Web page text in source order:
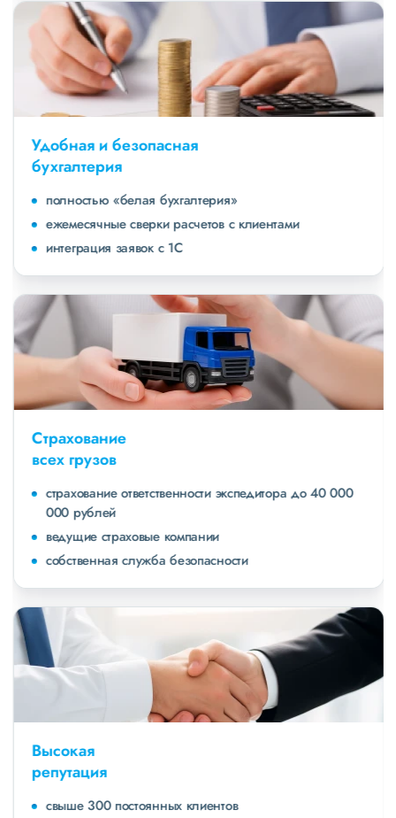
Удобная и безопасная
бухгалтерия
полностью «белая бухгалтерия»
ежемесячные сверки расчетов с клиентами
интеграция заявок с 1С
Страхование
всех грузов
страхование ответственности экспедитора до 40 000
000 рублей
ведущие страховые компании
собственная служба безопасности
Высокая
репутация
свыше 300 постоянных клиентов